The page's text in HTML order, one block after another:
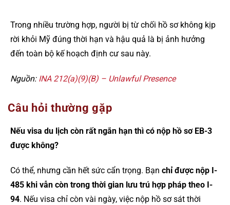
Trong nhiều trường hợp, người bị từ chối hồ sơ không kịp
rời khỏi Mỹ đúng thời hạn và hậu quả là bị ảnh hưởng
đến toàn bộ kế hoạch định cư sau này.
Nguồn: INA 212(a)(9)(B) – Unlawful Presence
Câu hỏi thường gặp
Nếu visa du lịch còn rất ngắn hạn thì có nộp hồ sơ EB-3
được không?
Có thể, nhưng cần hết sức cẩn trọng. Bạn chỉ được nộp I-
485 khi vẫn còn trong thời gian lưu trú hợp pháp theo I-
94. Nếu visa chỉ còn vài ngày, việc nộp hồ sơ sát thời